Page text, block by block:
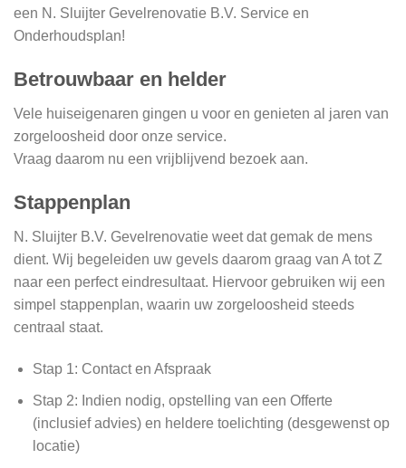
een N. Sluijter Gevelrenovatie B.V. Service en
Onderhoudsplan!
Betrouwbaar en helder
Vele huiseigenaren gingen u voor en genieten al jaren van
zorgeloosheid door onze service.
Vraag daarom nu een vrijblijvend bezoek aan.
Stappenplan
N. Sluijter B.V. Gevelrenovatie weet dat gemak de mens
dient. Wij begeleiden uw gevels daarom graag van A tot Z
naar een perfect eindresultaat. Hiervoor gebruiken wij een
simpel stappenplan, waarin uw zorgeloosheid steeds
centraal staat.
Stap 1: Contact en Afspraak
Stap 2: Indien nodig, opstelling van een Offerte
(inclusief advies) en heldere toelichting (desgewenst op
locatie)